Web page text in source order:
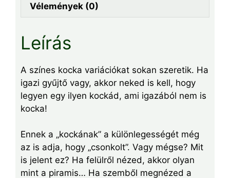
Vélemények (0)
Leírás
A színes kocka variációkat sokan szeretik. Ha
igazi gyűjtő vagy, akkor neked is kell, hogy
legyen egy ilyen kockád, ami igazából nem is
kocka!
Ennek a „kockának” a különlegességét még
az is adja, hogy „csonkolt”. Vagy mégse? Mit
is jelent ez? Ha felülről nézed, akkor olyan
mint a piramis… Ha szemből megnézed a